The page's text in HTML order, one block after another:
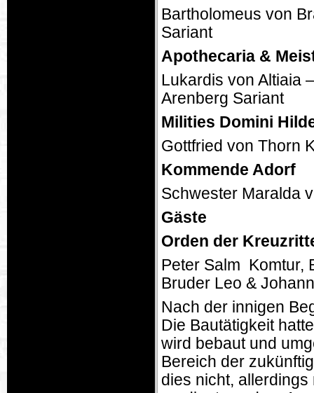
Bartholomeus von
Sariant
Apothecaria &
Lukardis von Altiaia
Arenberg Sariant
Milities Domini
Gottfried von Thorn
Kommende Adorf
Schwester Maralda
Gäste
Orden der
Peter Salm Komtur,
Bruder Leo &
Nach der innigen
Die Bautätigkeit
wird bebaut und
Bereich der
dies nicht,